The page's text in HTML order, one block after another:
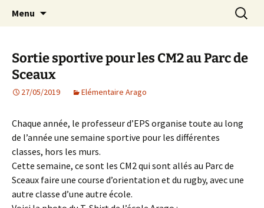
AIP Paris 14 – Association
Indépendante des Parents
d'élèves depuis 1981
Agit – s'Investit – Participe au service des
enfants du secteur scolaire Dolent-Arago-
Menu
Sortie sportive pour les CM2 au Parc de
Sceaux
27/05/2019 Elémentaire Arago
Chaque année, le professeur d’EPS organise toute au long
de l’année une semaine sportive pour les différentes
classes, hors les murs.
Cette semaine, ce sont les CM2 qui sont allés au Parc de
Sceaux faire une course d’orientation et du rugby, avec une
autre classe d’une autre école.